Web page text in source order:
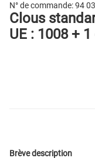
N° de commande:94
Clous
UE : 1008 +
Brève description